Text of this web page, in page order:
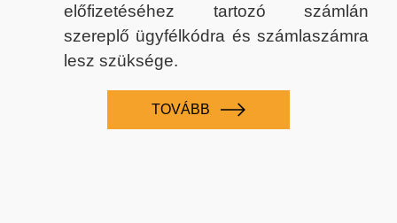
előfizetéséhez tartozó számlán
szereplő ügyfélkódra és számlaszámra
lesz szüksége.
TOVÁBB